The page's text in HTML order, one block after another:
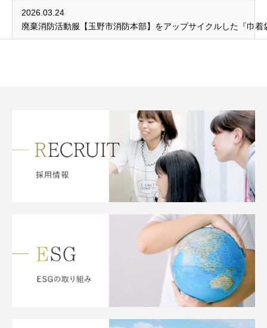
2026.03.24
廃棄消防活動服【玉野市消防本部】をアップサイクルした『巾着